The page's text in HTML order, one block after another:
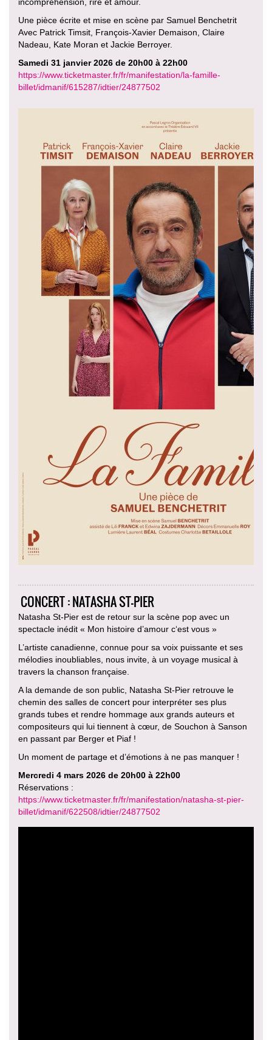
Une pièce écrite et mise en scène par Samuel Benchetrit
Avec Patrick Timsit, François-Xavier Demaison, Claire
Nadeau, Kate Moran et Jackie Berroyer.
Samedi 31 janvier 2026 de 20h00 à 22h00
https://www.ticketmaster.fr/fr/manifestation/la-famille-
billet/idmanif/615287/idtier/24877502
CONCERT : NATASHA ST-PIER
Natasha St-Pier est de retour sur la scène pop avec un
spectacle inédit « Mon histoire d’amour c‘est vous »
L’artiste canadienne, connue pour sa voix puissante et ses
mélodies inoubliables, nous invite, à un voyage musical à
travers la chanson française.
A la demande de son public, Natasha St-Pier retrouve le
chemin des salles de concert pour interpréter ses plus
grands tubes et rendre hommage aux grands auteurs et
compositeurs qui lui tiennent à cœur, de Souchon à Sanson
en passant par Berger et Piaf !
Un moment de partage et d’émotions à ne pas manquer !
Mercredi 4 mars 2026 de 20h00 à 22h00
Réservations :
https://www.ticketmaster.fr/fr/manifestation/natasha-st-pier-
billet/idmanif/622508/idtier/24877502